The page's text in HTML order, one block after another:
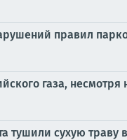
правил
газа, несмотря
тушили сухую траву